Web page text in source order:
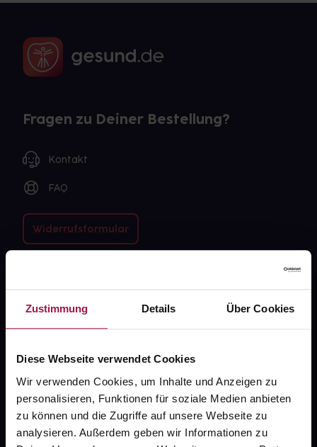
Zustimmung Details Über Cookies
Diese Webseite verwendet Cookies
Wir verwenden Cookies, um Inhalte und Anzeigen zu
personalisieren, Funktionen für soziale Medien anbieten
zu können und die Zugriffe auf unsere Webseite zu
analysieren. Außerdem geben wir Informationen zu
Fragen zu Deiner Bestellung?
Kontakt
FAQ
Widerrufsformular
gesund.de
Über uns
Newsletter
Barrierefreiheitserklärung
PAYBACK